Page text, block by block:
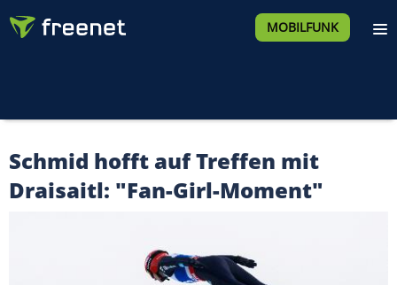
MOBILFUNK
Schmid hofft auf Treffen mit
Draisaitl: "Fan-Girl-Moment"